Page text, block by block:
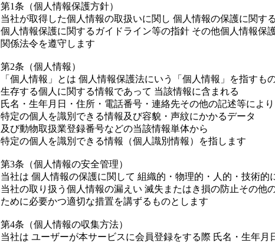
第1条（個人情報保護方針）
当社が取得した個人情報の取扱いに関し 個人情報の保護に関す
個人情報保護に関するガイドライン等の指針 その他個人情報保
関係法令を遵守します
第2条（個人情報）
「個人情報」とは 個人情報保護法にいう「個人情報」を指すも
生存する個人に関する情報であって 当該情報に含まれる
氏名・生年月日・住所・電話番号・連絡先その他の記述等により
特定の個人を識別できる情報及び容貌・声紋にかかるデータ
及び動物取扱業登録番号などの当該情報単体から
特定の個人を識別できる情報（個人識別情報）を指します
第3条（個人情報の安全管理）
当社は 個人情報の保護に関して 組織的・物理的・人的・技術的
当社の取り扱う個人情報の漏えい 滅失またはき損の防止その他
ために必要かつ適切な措置を講ずるものとします
第4条（個人情報の収集方法）
当社は ユーザーが本サービスに会員登録をする際 氏名・生年月